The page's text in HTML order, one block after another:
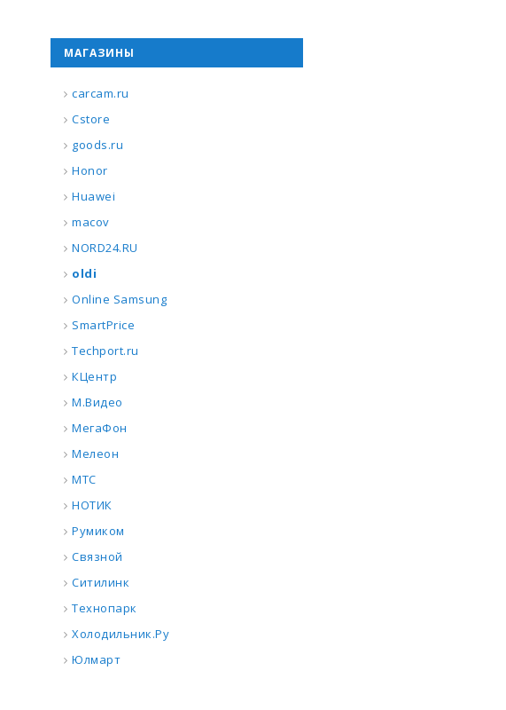
МАГАЗИНЫ
carcam.ru
Cstore
goods.ru
Honor
Huawei
macov
NORD24.RU
oldi
Online Samsung
SmartPrice
Techport.ru
КЦентр
М.Видео
МегаФон
Мелеон
МТС
НОТИК
Румиком
Связной
Ситилинк
Технопарк
Холодильник.Ру
Юлмарт